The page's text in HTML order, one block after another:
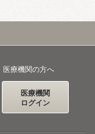
医療機関の方へ
医療機関
ログイン